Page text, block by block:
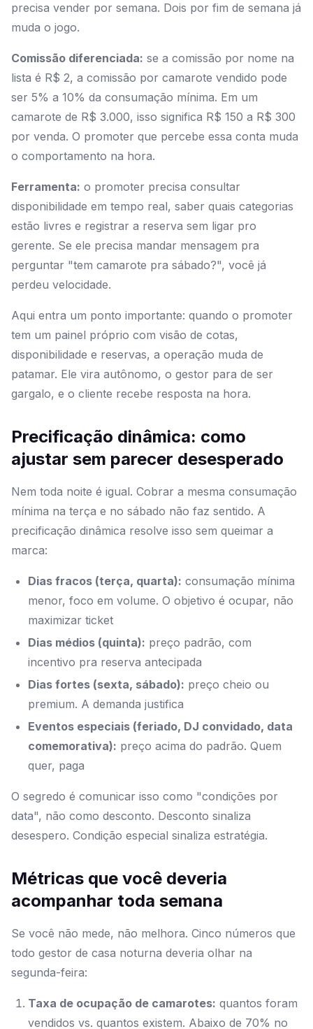
precisa vender por semana. Dois por fim de semana já
muda o jogo.
Comissão diferenciada: se a comissão por nome na
lista é R$ 2, a comissão por camarote vendido pode
ser 5% a 10% da consumação mínima. Em um
camarote de R$ 3.000, isso significa R$ 150 a R$ 300
por venda. O promoter que percebe essa conta muda
o comportamento na hora.
Ferramenta: o promoter precisa consultar
disponibilidade em tempo real, saber quais categorias
estão livres e registrar a reserva sem ligar pro
gerente. Se ele precisa mandar mensagem pra
perguntar "tem camarote pra sábado?", você já
perdeu velocidade.
Aqui entra um ponto importante: quando o promoter
tem um painel próprio com visão de cotas,
disponibilidade e reservas, a operação muda de
patamar. Ele vira autônomo, o gestor para de ser
gargalo, e o cliente recebe resposta na hora.
Precificação dinâmica: como
ajustar sem parecer desesperado
Nem toda noite é igual. Cobrar a mesma consumação
mínima na terça e no sábado não faz sentido. A
precificação dinâmica resolve isso sem queimar a
marca:
Dias fracos (terça, quarta): consumação mínima
menor, foco em volume. O objetivo é ocupar, não
maximizar ticket
Dias médios (quinta): preço padrão, com
incentivo pra reserva antecipada
Dias fortes (sexta, sábado): preço cheio ou
premium. A demanda justifica
Eventos especiais (feriado, DJ convidado, data
comemorativa): preço acima do padrão. Quem
quer, paga
O segredo é comunicar isso como "condições por
data", não como desconto. Desconto sinaliza
desespero. Condição especial sinaliza estratégia.
Métricas que você deveria
acompanhar toda semana
Se você não mede, não melhora. Cinco números que
todo gestor de casa noturna deveria olhar na
segunda-feira:
Taxa de ocupação de camarotes: quantos foram
vendidos vs. quantos existem. Abaixo de 70% no